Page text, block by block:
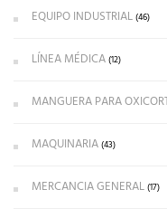
EQUIPO INDUSTRIAL(46)
LÍNEA MÉDICA(12)
MANGUERA PARA
MAQUINARIA(43)
MERCANCIA GENERAL(17)